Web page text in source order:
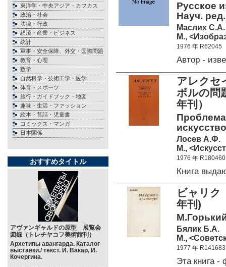
東洋学・中央アジア・カフカス
政治・社会
法律・行政
経済・産業・ビジネス
統計
軍事・安全保障、外交・国際問題
教育・心理
数学
自然科学・技術工学・医学
体育・スポーツ
旅行・ガイドブック・地図
趣味・生活・ファッション
絵本・昔話・児童書
コミックス・マンガ
日本関係
おすすめタイトル
アヴァンギャルドの原型 展覧会
図録（トレチヤコフ美術館刊）
Архетипы авангарда. Каталог
выставки./ текст. И. Вакар, И.
Кочергина.
Русское
Науч.
Маслих С.А.
М.,
1976 年 R62045
Автор -
アレクセ
ボルの問
年刊）
Лосев А.Ф.
М.,
1976 年 R180460
Книга
ビャリ
年刊)
Бялик Б.А.
М.,
1977 年 R141683
Эта книга -